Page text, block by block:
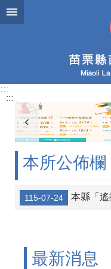
跳到主要內容區塊
:::
:::
本所公佈欄
115-07-24 本縣「遙控無人機飛
最新消息